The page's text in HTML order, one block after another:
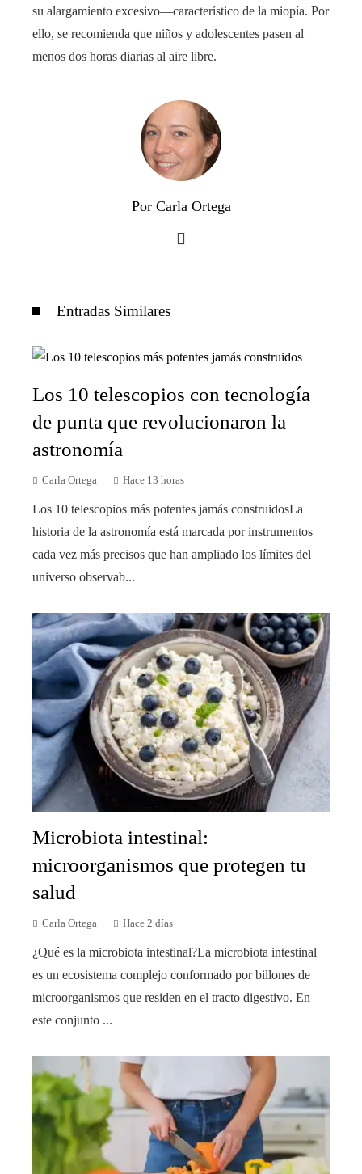
su alargamiento excesivo—característico de la miopía. Por
ello, se recomienda que niños y adolescentes pasen al
menos dos horas diarias al aire libre.
Por Carla Ortega
Entradas Similares
Los 10 telescopios con tecnología
de punta que revolucionaron la
astronomía
Carla Ortega Hace 13 horas
Los 10 telescopios más potentes jamás construidosLa
historia de la astronomía está marcada por instrumentos
cada vez más precisos que han ampliado los límites del
universo observab...
Microbiota intestinal:
microorganismos que protegen tu
salud
Carla Ortega Hace 2 días
¿Qué es la microbiota intestinal?La microbiota intestinal
es un ecosistema complejo conformado por billones de
microorganismos que residen en el tracto digestivo. En
este conjunto ...